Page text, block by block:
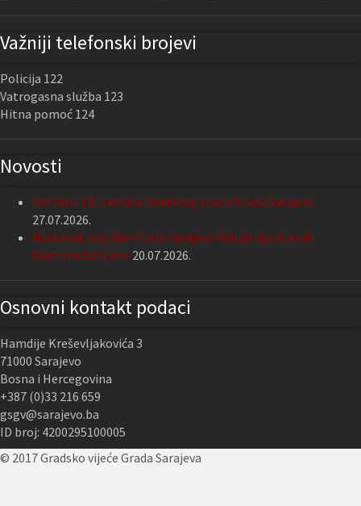
Važniji telefonski brojevi
Policija 122
Vatrogasna služba 123
Hitna pomoć 124
Novosti
Održana 13. sjednica Gradskog vijeća Grada Sarajeva
27.07.2026.
Nastavak podrške Grada Sarajeva Udruženju slijepih
Kantona Sarajevo 20.07.2026.
Osnovni kontakt podaci
Hamdije Kreševljakovića 3
71000 Sarajevo
Bosna i Hercegovina
+387 (0)33 216 659
gsgv@sarajevo.ba
ID broj: 4200295100005
© 2017 Gradsko vijeće Grada Sarajeva